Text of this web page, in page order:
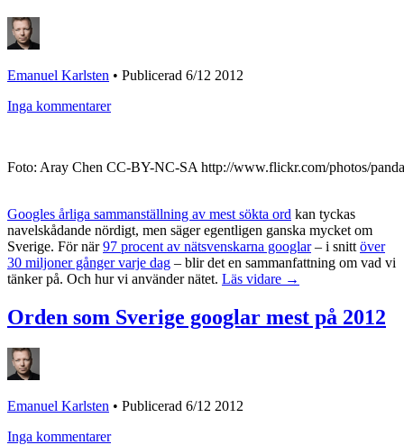
Emanuel Karlsten • Publicerad 6/12 2012
Inga kommentarer
Foto: Aray Chen CC-BY-NC-SA http://www.flickr.com/photos/
Googles årliga sammanställning av mest sökta ord kan tyckas
navelskådande nördigt, men säger egentligen ganska mycket om
Sverige. För när97 procent av nätsvenskarna googlar– i snitt över
30 miljoner gånger varje dag – blir det en sammanfattning om vad vi
tänker på. Och hur vi använder nätet. Läs vidare →
Orden som Sverige googlar mest på 2012
Emanuel Karlsten • Publicerad 6/12 2012
Inga kommentarer